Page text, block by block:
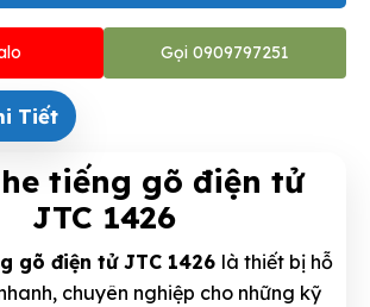
Gọi 0909797251
Tiết
tiếng gõ điện tử
JTC 1426
gõ điện tử JTC 1426 là thiết bị hỗ
chuyên nghiệp cho những kỹ